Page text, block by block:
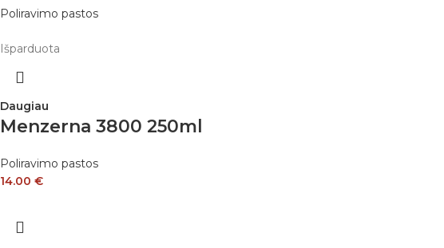
Poliravimo pastos
Išparduota
Daugiau
Menzerna 3800 250ml
Poliravimo pastos
14.00 €